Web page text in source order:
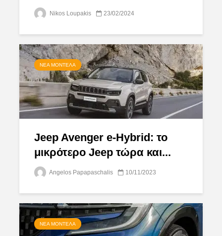
Nikos Loupakis 23/02/2024
ΝΈΑ ΜΟΝΤΈΛΑ
Jeep Avenger e-Hybrid: το
μικρότερο Jeep τώρα και...
Angelos Papapaschalis 10/11/2023
ΝΈΑ ΜΟΝΤΈΛΑ